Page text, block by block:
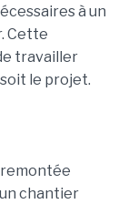
à un
Cette
travailler
le projet.
remontée
chantier